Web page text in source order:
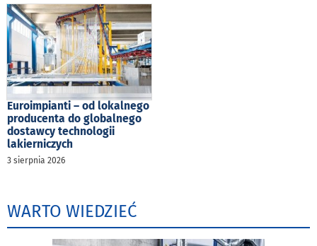
Euroimpianti – od lokalnego
producenta do globalnego
dostawcy technologii
lakierniczych
3 sierpnia 2026
WARTO WIEDZIEĆ